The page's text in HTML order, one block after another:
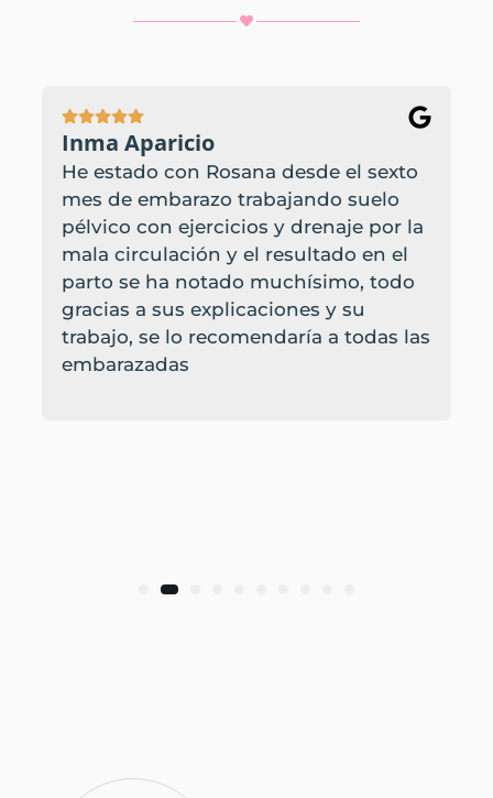
Inma Aparicio
He estado con Rosana desde el sexto
mes de embarazo trabajando suelo
pélvico con ejercicios y drenaje por la
mala circulación y el resultado en el
parto se ha notado muchísimo, todo
gracias a sus explicaciones y su
trabajo, se lo recomendaría a todas las
embarazadas